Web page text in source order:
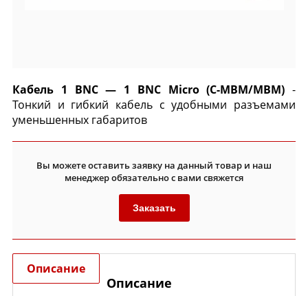
Кабель 1 BNC — 1 BNC Micro (C-MBM/MBM) -
Тонкий и гибкий кабель с удобными разъемами
уменьшенных габаритов
Вы можете оставить заявку на данный товар и наш
менеджер обязательно с вами свяжется
Заказать
Описание
Описание